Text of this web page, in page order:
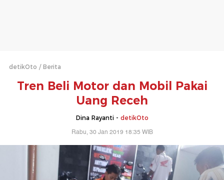
detikOto Berita
Tren Beli Motor dan Mobil Pakai
Uang Receh
Dina Rayanti - detikOto
Rabu, 30 Jan 2019 18:35 WIB